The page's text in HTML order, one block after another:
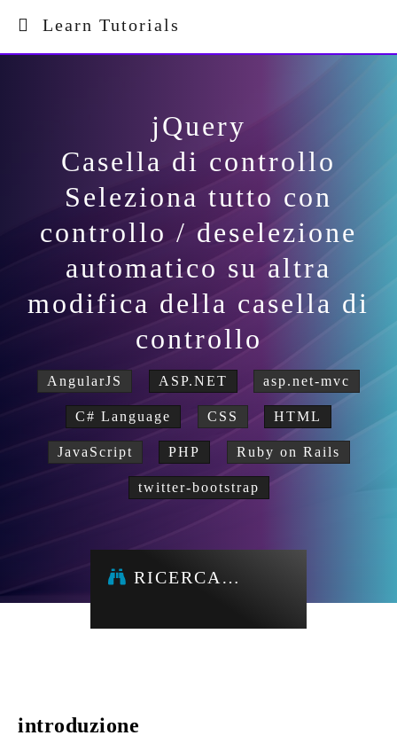
Learn Tutorials
jQuery
Casella di controllo
Seleziona tutto con
controllo / deselezione
automatico su altra
modifica della casella di
controllo
AngularJS ASP.NET asp.net-mvc
C# Language CSS HTML
JavaScript PHP Ruby on Rails
twitter-bootstrap
RICERCA…
introduzione